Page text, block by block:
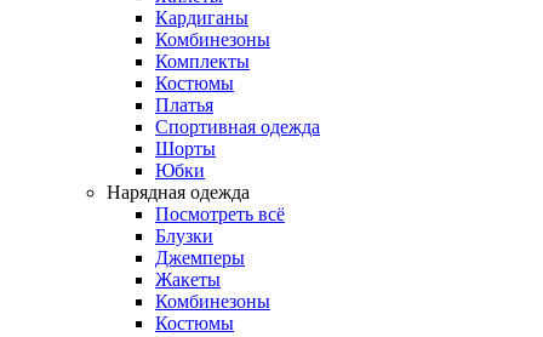
Кардиганы
Комбинезоны
Комплекты
Костюмы
Платья
Спортивная одежда
Шорты
Юбки
Нарядная одежда
Посмотреть всё
Блузки
Джемперы
Жакеты
Комбинезоны
Костюмы